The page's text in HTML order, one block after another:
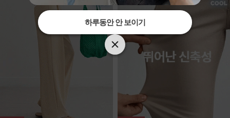
하루동안 안 보이기
하루동안 안 보이기